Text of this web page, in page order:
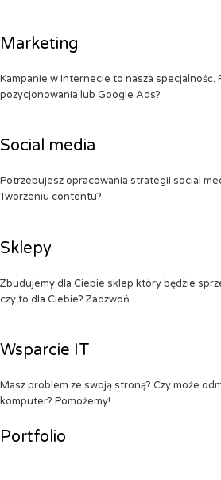
Marketing
Kampanie w Internecie to nasza specjalność.
pozycjonowania lub Google Ads?
Social media
Potrzebujesz opracowania strategii social
Tworzeniu contentu?
Sklepy
Zbudujemy dla Ciebie sklep który będzie
czy to dla Ciebie? Zadzwoń.
Wsparcie IT
Masz problem ze swoją stroną? Czy może
komputer? Pomożemy!
Portfolio